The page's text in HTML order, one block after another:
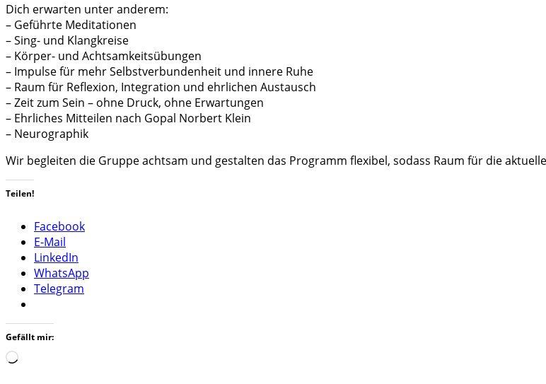
Dich erwarten unter anderem:
– Geführte Meditationen
– Sing- und Klangkreise
– Körper- und Achtsamkeitsübungen
– Impulse für mehr Selbstverbundenheit und innere Ruhe
– Raum für Reflexion, Integration und ehrlichen Austausch
– Zeit zum Sein – ohne Druck, ohne Erwartungen
– Ehrliches Mitteilen nach Gopal Norbert Klein
– Neurographik
Wir begleiten die Gruppe achtsam und gestalten das Programm flexibel, sodass Raum für die
Teilen!
Facebook
E-Mail
LinkedIn
WhatsApp
Telegram
Gefällt mir:
Wird